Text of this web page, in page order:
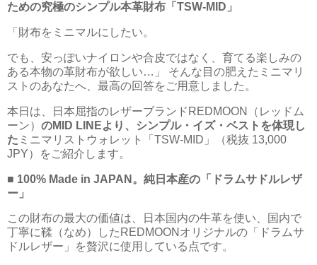
ための究極のシンプル本革財布「TSW-MID」
「財布をミニマルにしたい。
でも、安っぽいナイロンや合皮ではなく、育てる楽しみの
ある本物の革財布が欲しい…」 そんな目の肥えたミニマリ
ストのあなたへ、最高の回答をご用意しました。
本日は、日本屈指のレザーブランドREDMOON（レッドム
ーン） のMID LINEより、シンプル・イズ・ベストを体現し
た ミニマリストウォレット「TSW-MID」（税抜 13,000
JPY）をご紹介します。
■ 100% Made in JAPAN。純日本産の「ドラムサドルレザ
ー」
この財布の最大の価値は、日本国内の牛革を使い、国内で
丁寧に鞣（なめ）したREDMOONオリジナルの「ドラムサ
ドルレザー」を贅沢に使用している点です。